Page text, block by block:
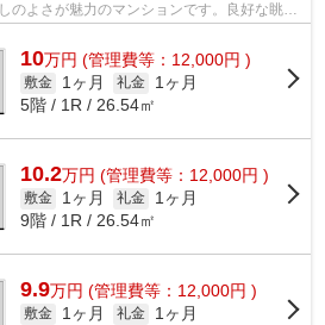
のよさが魅力のマンションです。良好な眺望
10万円 (管理費等：12,000円 )
敷金 1ヶ月 礼金
1ヶ月
5階 / 1R / 26.54㎡
10.2万円 (管理費等：12,000円 )
敷金 1ヶ月 礼金
1ヶ月
9階 / 1R / 26.54㎡
9.9万円 (管理費等：12,000円 )
敷金 1ヶ月 礼金
1ヶ月